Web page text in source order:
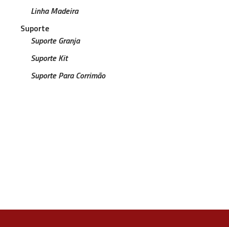
Linha Madeira
Suporte
Suporte Granja
Suporte Kit
Suporte Para Corrimão